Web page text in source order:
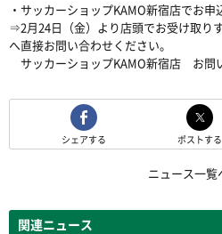
・サッカーショップKAMO新宿店でお
⇒2月24日（金）より店頭でお受け取り
へ直接お問い合わせください。
サッカーショップKAMO新宿店 お問
シェアする ポストする
ニュース一覧
関連ニュース